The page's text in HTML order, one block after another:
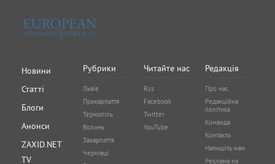
Новини
Статті
Блоги
Анонси
ZAXID.NET
TV
Рубрики
Львів
Прикарпаття
Тернопіль
Волинь
Закарпаття
Чернівці
Читайте нас
Rss
Facebook
Twitter
YouTube
Редакція
Про нас
Редакційна
політика
Команда
Контакти
Напишіть нам
Реклама на